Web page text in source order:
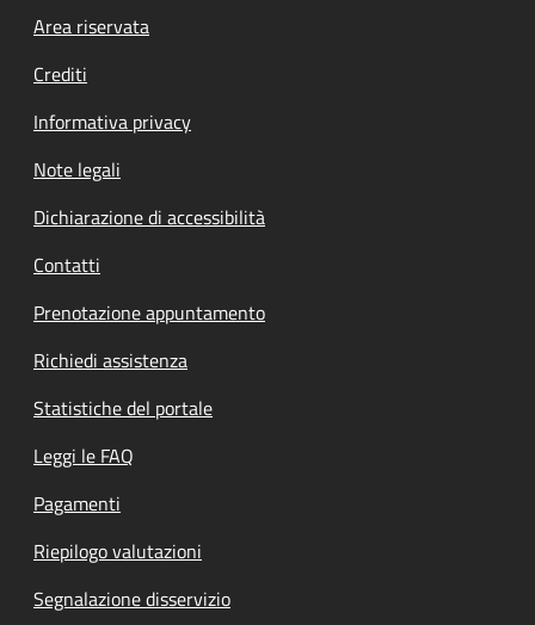
Footer menu
Area riservata
Crediti
Informativa privacy
Note legali
Dichiarazione di accessibilità
Contatti
Prenotazione appuntamento
Richiedi assistenza
Statistiche del portale
Leggi le FAQ
Pagamenti
Riepilogo valutazioni
Segnalazione disservizio